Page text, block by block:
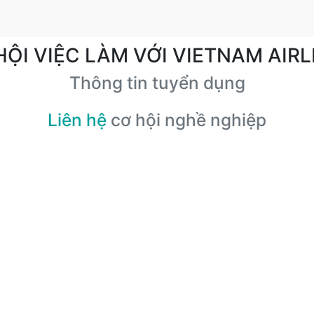
VIỆC LÀM VỚI VIETNAM
Thông tin tuyển dụng
Liên hệ cơ hội nghề nghiệp